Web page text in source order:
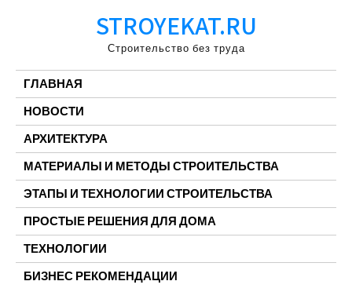
STROYEKAT.RU
Строительство без труда
ГЛАВНАЯ
НОВОСТИ
АРХИТЕКТУРА
МАТЕРИАЛЫ И МЕТОДЫ СТРОИТЕЛЬСТВА
ЭТАПЫ И ТЕХНОЛОГИИ СТРОИТЕЛЬСТВА
ПРОСТЫЕ РЕШЕНИЯ ДЛЯ ДОМА
ТЕХНОЛОГИИ
БИЗНЕС РЕКОМЕНДАЦИИ